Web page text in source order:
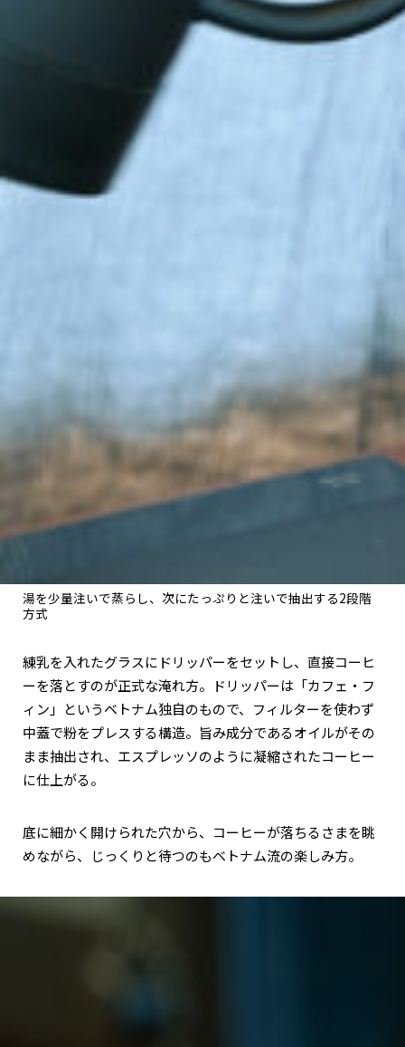
湯を少量注いで蒸らし、次にたっぷりと注いで抽出する2段階
方式
練乳を入れたグラスにドリッパーをセットし、直接コーヒ
ーを落とすのが正式な淹れ方。ドリッパーは「カフェ・フ
ィン」というベトナム独自のもので、フィルターを使わず
中蓋で粉をプレスする構造。旨み成分であるオイルがその
まま抽出され、エスプレッソのように凝縮されたコーヒー
に仕上がる。
底に細かく開けられた穴から、コーヒーが落ちるさまを眺
めながら、じっくりと待つのもベトナム流の楽しみ方。